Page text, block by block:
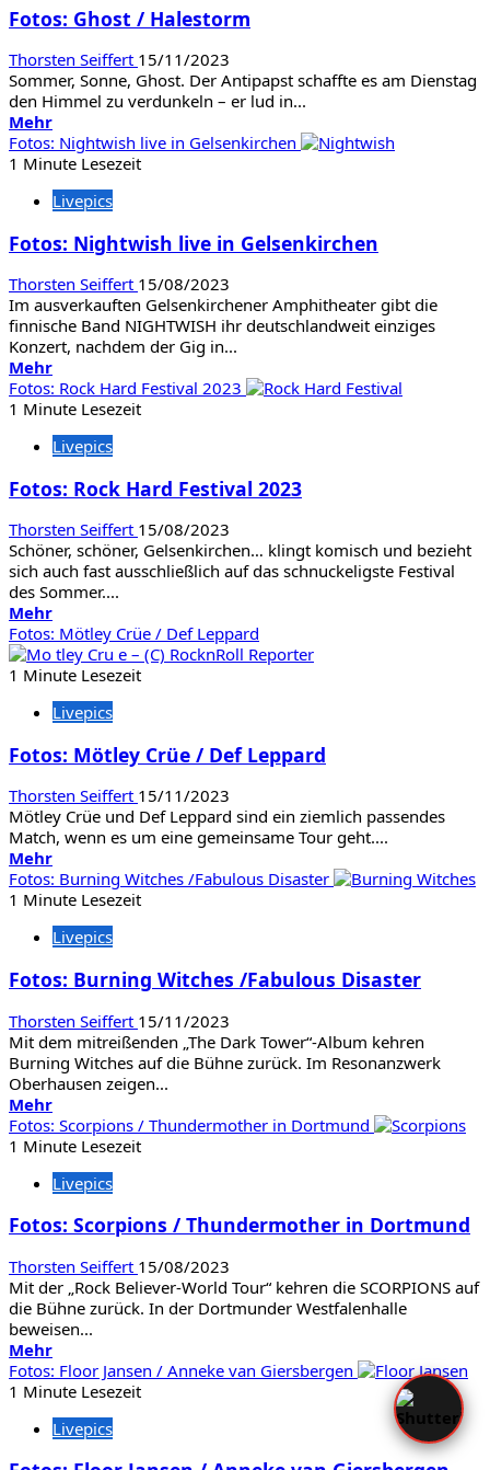
rocken
Fotos: Ghost / Halestorm
Thorsten Seiffert 15/11/2023
Sommer, Sonne, Ghost. Der Antipapst schaffte es am Dienstag
den Himmel zu verdunkeln – er lud in...
MehrMehr
Informationen
über
Ghost
Halestorm
Fotos: Nightwish live in Gelsenkirchen
1 Minute Lesezeit
Livepics
Fotos: Nightwish live in Gelsenkirchen
Thorsten Seiffert 15/08/2023
Im ausverkauften Gelsenkirchener Amphitheater gibt die
finnische Band NIGHTWISH ihr deutschlandweit einziges
Konzert, nachdem der Gig in...
MehrMehr
Informationen
über
Nightwish
in
Fotos: Rock Hard Festival 2023
1 Minute Lesezeit
Livepics
Fotos: Rock Hard Festival 2023
Thorsten Seiffert 15/08/2023
Schöner, schöner, Gelsenkirchen… klingt komisch und bezieht
sich auch fast ausschließlich auf das schnuckeligste Festival
des Sommer....
MehrMehr
Informationen
über
Fotos:
Hard
2023
Fotos: Mötley Crüe / Def Leppard
1 Minute Lesezeit
Livepics
Fotos: Mötley Crüe / Def Leppard
Thorsten Seiffert 15/11/2023
Mötley Crüe und Def Leppard sind ein ziemlich passendes
Match, wenn es um eine gemeinsame Tour geht....
MehrMehr
Informationen
über
Mötley
/
Leppard
Fotos: Burning Witches /Fabulous Disaster
1 Minute Lesezeit
Livepics
Fotos: Burning Witches /Fabulous Disaster
Thorsten Seiffert 15/11/2023
Mit dem mitreißenden „The Dark Tower“-Album kehren
Burning Witches auf die Bühne zurück. Im Resonanzwerk
Oberhausen zeigen...
MehrMehr
Informationen
über
Burning
/Fabulous
Fotos: Scorpions / Thundermother in Dortmund
1 Minute Lesezeit
Livepics
Fotos: Scorpions / Thundermother in Dortmund
Thorsten Seiffert 15/08/2023
Mit der „Rock Believer-World Tour“ kehren die SCORPIONS auf
die Bühne zurück. In der Dortmunder Westfalenhalle
beweisen...
MehrMehr
Informationen
über
Scorpions
Fotos: Floor Jansen / Anneke van Giersbergen
1 Minute Lesezeit
Livepics